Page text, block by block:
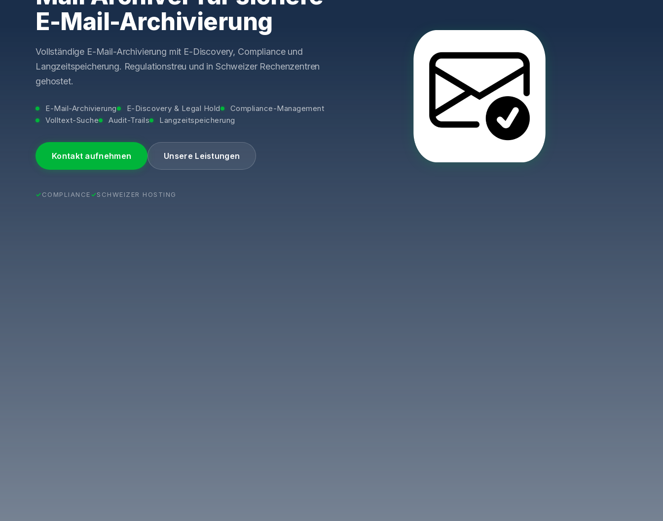
E-Mail-Archivierung
Vollständige E-Mail-Archivierung mit E-Discovery, Compliance und
Langzeitspeicherung. Regulationstreu und in Schweizer Rechenzentren
gehostet.
E-Mail-Archivierung E-Discovery & Legal Hold
Compliance-Management
Volltext-Suche
Audit-Trails Langzeitspeicherung
Kontakt aufnehmen Unsere Leistungen
COMPLIANCE SCHWEIZER HOSTING